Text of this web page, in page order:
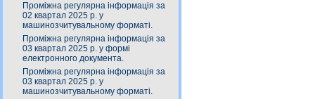
Проміжна регулярна інформація за
02 квартал 2025 р. у
машинозчитувальному форматі.
Проміжна регулярна інформація за
03 квартал 2025 р. у формі
електронного документа.
Проміжна регулярна інформація за
03 квартал 2025 р. у
машинозчитувальному форматі.